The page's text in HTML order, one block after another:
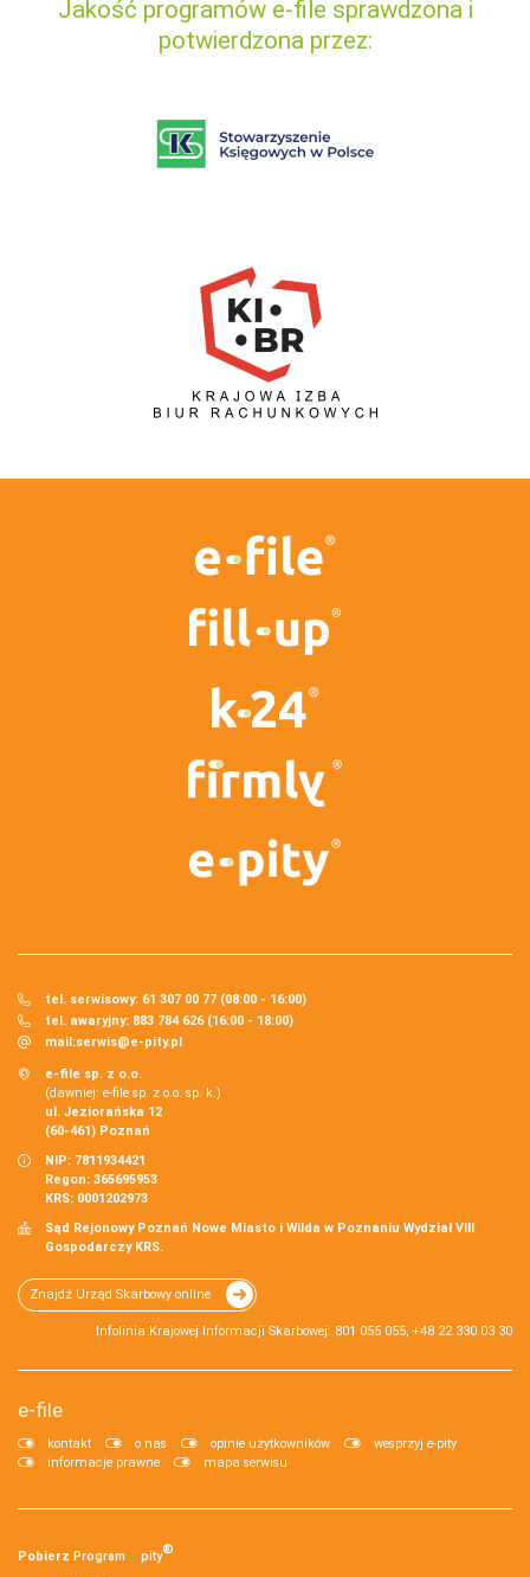
Jakość programów e-file sprawdzona i
potwierdzona przez:
tel. serwisowy: 61 307 00 77 (08:00 - 16:00)
tel. awaryjny: 883 784 626 (16:00 - 18:00)
mail:serwis@e-pity.pl
e-file sp. z o.o.
(dawniej: e-file sp. z o.o. sp. k.)
ul. Jeziorańska 12
(60-461) Poznań
NIP: 7811934421
Regon: 365695953
KRS: 0001202973
Sąd Rejonowy Poznań Nowe Miasto i Wilda w Poznaniu Wydział VIII
Gospodarczy KRS.
Znajdź Urząd Skarbowy online
Infolinia Krajowej Informacji Skarbowej: 801 055 055, +48 22 330 03 30
e-file
kontakt o nas opinie użytkowników
wesprzyj e-pity
informacje prawne
mapa serwisu
Pobierz Program e‑pity®